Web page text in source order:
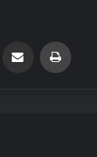
Email'den paylaş